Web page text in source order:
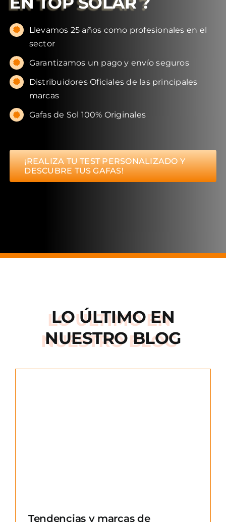
Llevamos 25 años como profesionales en el
sector
Garantizamos un pago y envío seguros
Distribuidores Oficiales de las principales
marcas
Gafas de Sol 100% Originales
¡REALIZA TU TEST PERSONALIZADO Y
DESCUBRE TUS GAFAS!
LO ÚLTIMO EN
NUESTRO BLOG
Tendencias y marcas de